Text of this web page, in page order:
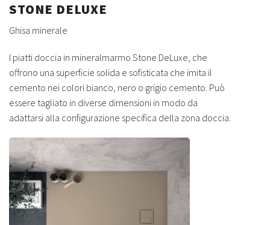
STONE DELUXE
Ghisa minerale
I piatti doccia in mineralmarmo Stone DeLuxe, che
offrono una superficie solida e sofisticata che imita il
cemento nei colori bianco, nero o grigio cemento. Può
essere tagliato in diverse dimensioni in modo da
adattarsi alla configurazione specifica della zona doccia.